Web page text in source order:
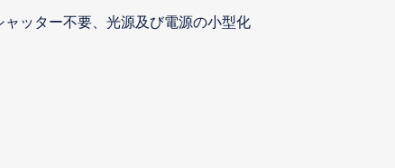
ッター不要、光源及び電源の小型化